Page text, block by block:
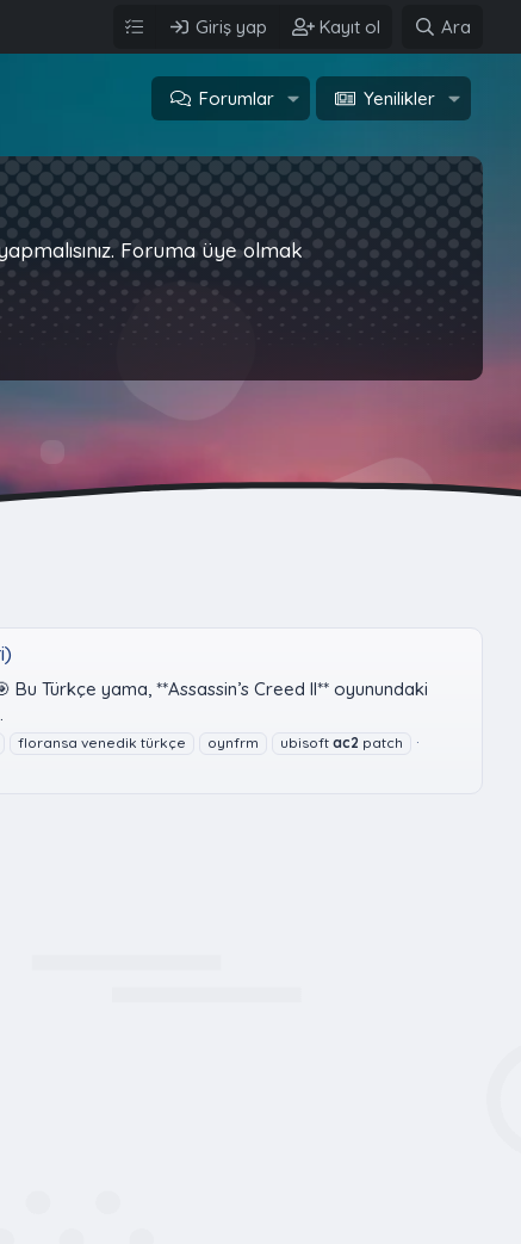
Giriş yap Kayıt ol Ara
Forumlar Yenilikler
Foruma üye olmak
Bu Türkçe yama, **Assassin’s Creed II** oyunundaki
floransa venedik türkçe oynfrm ubisoftac2 patch